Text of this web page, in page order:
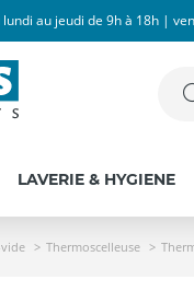
lundi au jeudi de 9h à 18h |
LAVERIE & HYGIENE
Thermoscelleuse